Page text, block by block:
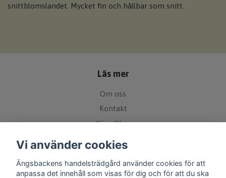
snittblomslandet. Mycket fin och hållbar som snitt.
Läs mer
Om oss
Kontakt
Köpvillkor
Övrigt
Vi använder cookies
Ängsbackens handelsträdgård använder cookies för att
anpassa det innehåll som visas för dig och för att du ska